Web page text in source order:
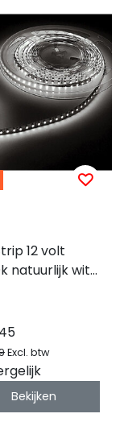
12 volt
natuurlijk wit
Excl. btw
Bekijken